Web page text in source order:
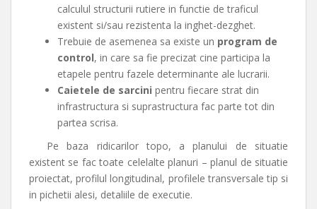
calculul structurii rutiere in functie de traficul
existent si/sau rezistenta la inghet-dezghet.
Trebuie de asemenea sa existe un program de
control, in care sa fie precizat cine participa la
etapele pentru fazele determinante ale lucrarii.
Caietele de sarcini pentru fiecare strat din
infrastructura si suprastructura fac parte tot din
partea scrisa.
Pe baza ridicarilor topo, a planului de situatie
existent se fac toate celelalte planuri – planul de situatie
proiectat, profilul longitudinal, profilele transversale tip si
in pichetii alesi, detaliile de executie.